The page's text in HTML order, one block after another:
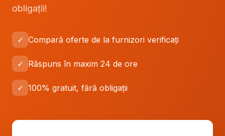
obligații!
✓ Compară oferte de la furnizori verificați
✓ Răspuns în maxim 24 de ore
✓ 100% gratuit, fără obligații